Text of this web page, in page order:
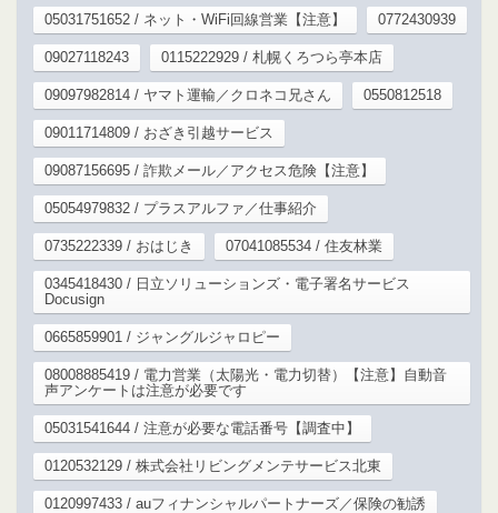
05031751652 / ネット・WiFi回線営業【注意】 0772430939
09027118243 0115222929 / 札幌くろつら亭本店
09097982814 / ヤマト運輸／クロネコ兄さん 0550812518
09011714809 / おざき引越サービス
09087156695 / 詐欺メール／アクセス危険【注意】
05054979832 / プラスアルファ／仕事紹介
0735222339 / おはじき 07041085534 / 住友林業
0345418430 / 日立ソリューションズ・電子署名サービス
Docusign
0665859901 / ジャングルジャロピー
08008885419 / 電力営業（太陽光・電力切替）【注意】自動音
声アンケートは注意が必要です
05031541644 / 注意が必要な電話番号【調査中】
0120532129 / 株式会社リビングメンテサービス北東
0120997433 / auフィナンシャルパートナーズ／保険の勧誘